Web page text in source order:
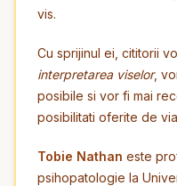
vis.
Cu sprijinul ei, cititorii
interpretarea viselor,
posibile si vor fi mai
posibilitati oferite de
Tobie Nathan este
psihopatologie la